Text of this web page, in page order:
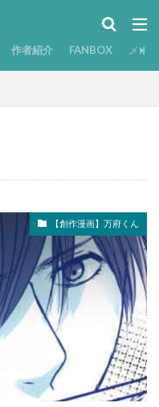
作者紹介 FANBOX メール
【創作漫画】万府くん